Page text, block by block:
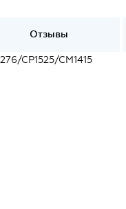
Отзывы
CP1525/CM1415